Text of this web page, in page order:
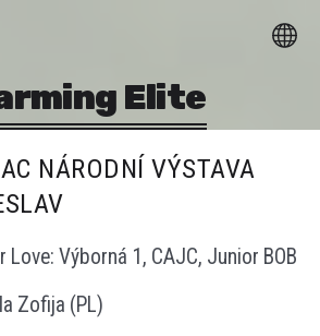
Elite
NÁRODNÍ VÝSTAVA
Love: Výborná 1, CAJC, Junior BOB
Zofija (PL)